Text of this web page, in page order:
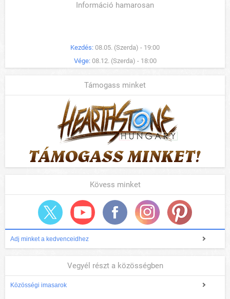
Információ hamarosan
Kezdés: 08.05. (Szerda) - 19:00
Vége: 08.12. (Szerda) - 18:00
Támogass minket
Kövess minket
Adj minket a kedvenceidhez
Vegyél részt a közösségben
Közösségi imasarok